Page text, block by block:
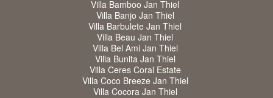
Villa Bamboo Jan Thiel
Villa Banjo Jan Thiel
Villa Barbulete Jan Thiel
Villa Beau Jan Thiel
Villa Bel Ami Jan Thiel
Villa Bunita Jan Thiel
Villa Ceres Coral Estate
Villa Coco Breeze Jan Thiel
Villa Cocora Jan Thiel